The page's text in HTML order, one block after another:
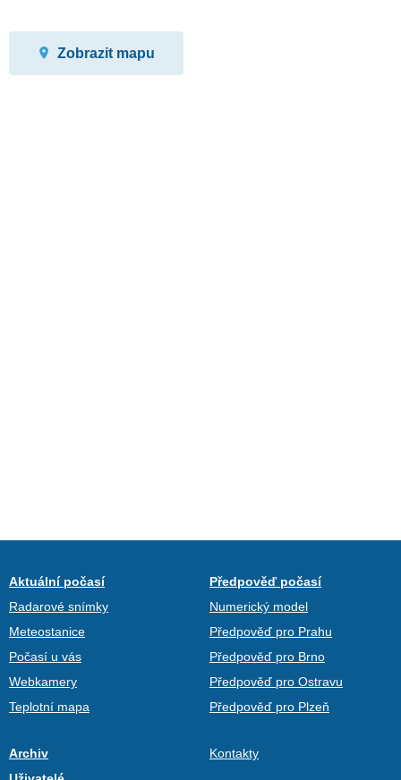
Zobrazit mapu
Aktuální počasí
Radarové snímky
Meteostanice
Počasí u vás
Webkamery
Teplotní mapa
Předpověď počasí
Numerický model
Předpověď pro Prahu
Předpověď pro Brno
Předpověď pro Ostravu
Předpověď pro Plzeň
Archiv
Kontakty